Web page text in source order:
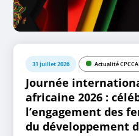
31 juillet 2026 Actualité
Journée
africaine 2026 :
l’engagement des
du développement